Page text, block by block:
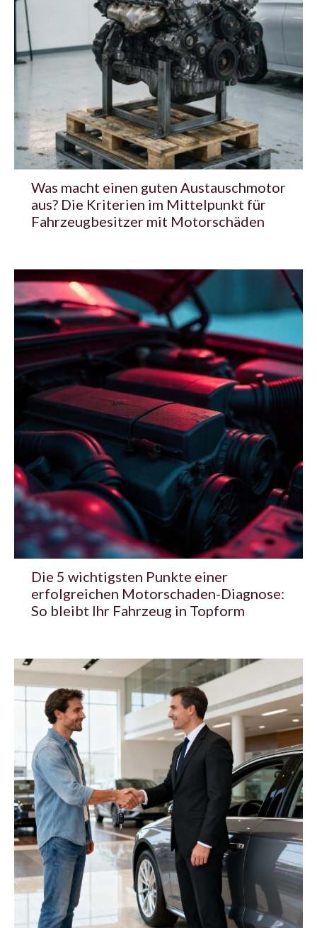
Was macht einen guten Austauschmotor
aus? Die Kriterien im Mittelpunkt für
Fahrzeugbesitzer mit Motorschäden
Die 5 wichtigsten Punkte einer
erfolgreichen Motorschaden-Diagnose:
So bleibt Ihr Fahrzeug in Topform